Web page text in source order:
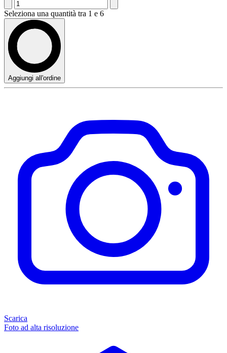
Seleziona una quantità tra 1 e 6
Aggiungi all'ordine
Scarica
Foto ad alta risoluzione